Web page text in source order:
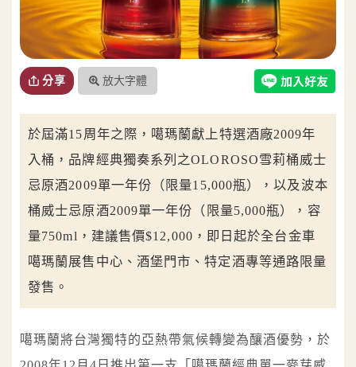
分享 放大字體
於屆滿15周年之際，噶瑪蘭獻上特選酒廠2009年
入桶，品牌經典獨奏系列之OLOROSO雪莉桶威士
忌原酒2009單一年份（限量15,000瓶），以及波本
桶威士忌原酒2009單一年份（限量5,000瓶），容
量750ml，建議售價$12,000，即日起於全台金車
噶瑪蘭展售中心、酒堡門市、特定酒專等通路限量
發售。
噶瑪蘭將台灣獨特的亞熱帶氣候轉變為釀酒優勢，於